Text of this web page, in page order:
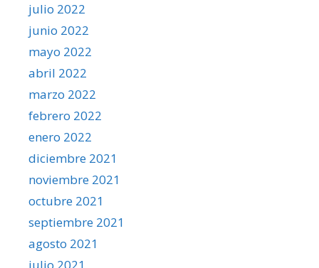
julio 2022
junio 2022
mayo 2022
abril 2022
marzo 2022
febrero 2022
enero 2022
diciembre 2021
noviembre 2021
octubre 2021
septiembre 2021
agosto 2021